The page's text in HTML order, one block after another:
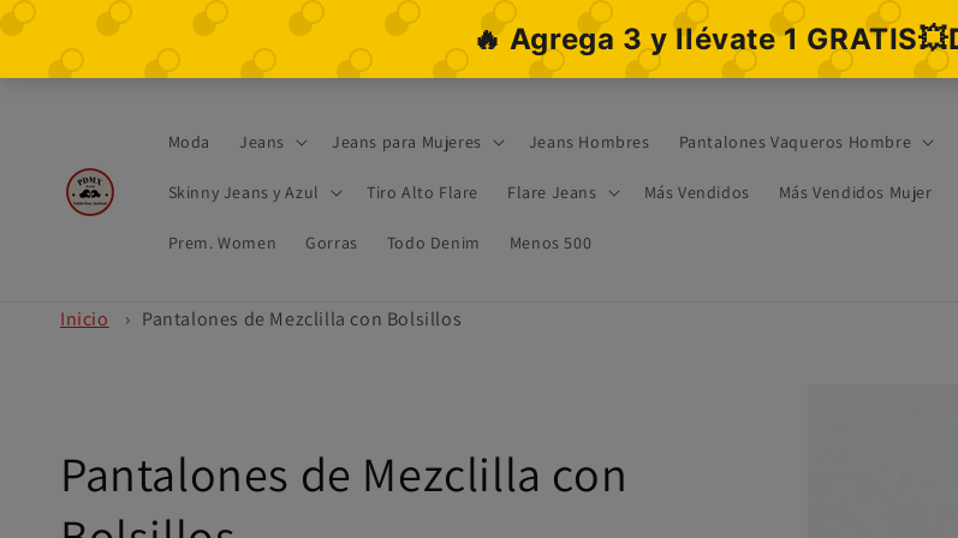
Ir
directamente
al contenido
Moda Jeans Jeans para Mujeres Jeans Hombres Pantalones Vaqueros Hombre
Skinny Jeans y Azul Tiro Alto Flare Flare Jeans Más Vendidos Más Vendidos Mujer
Prem. Women Gorras Todo Denim Menos 500
Inicio › Pantalones de Mezclilla con Bolsillos
C
Pantalones de Mezclilla con